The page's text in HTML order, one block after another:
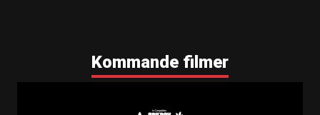
Kommande filmer